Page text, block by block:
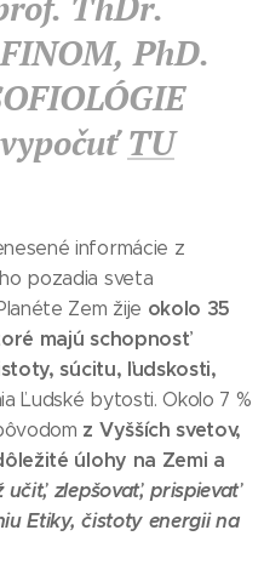
PhD.
TU
informácie z
pozadia sveta
Zem žije okolo 35
majú schopnosť
súcitu, ľudskosti,
Ľudské bytosti. Okolo 7 %
z Vyšších svetov,
úlohy na Zemi a
učiť, zlepšovať, prispievať
Etiky, čistoty energii na